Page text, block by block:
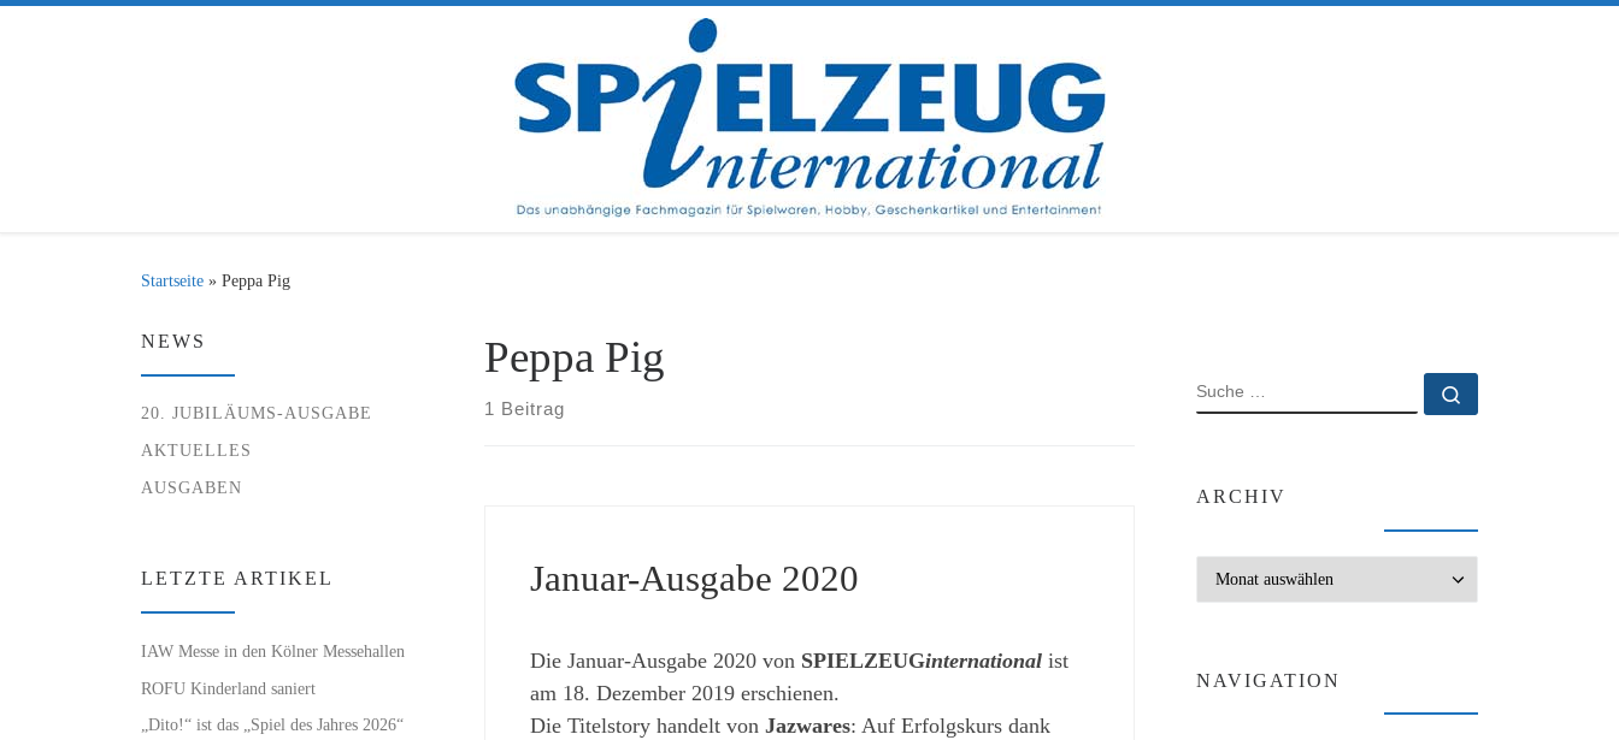
Startseite » Peppa Pig
Peppa Pig
1 Beitrag
Januar-Ausgabe 2020
Die Januar-Ausgabe 2020 von SPIELZEUGinternationalist
am 18. Dezember 2019 erschienen.
Die Titelstory handelt von Jazwares: Auf Erfolgskurs dank
NEWS
20. JUBILÄUMS-AUSGABE
AKTUELLES
AUSGABEN
LETZTE ARTIKEL
IAW Messe in den Kölner Messehallen
ROFU Kinderland saniert
„Dito!“ ist das „Spiel des Jahres 2026“
SUCHE
ARCHIV
NAVIGATION